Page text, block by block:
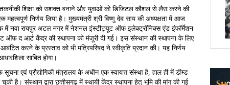
शिक्षा को सशक्त बनाने और युवाओं को डिजिटल कौशल से लैस करने की
महत्वपूर्ण निर्णय लिया है। मुख्यमंत्री श्री विष्णु देव साय की अध्यक्षता में आज
में नवा रायपुर अटल नगर में नेशनल इंस्टीट्यूट ऑफ इलेक्ट्रॉनिक्स एंड इंफॉर्मेशन
ऑफ द आर्ट केंद्र की स्थापना को मंजूरी दी गई। इस संस्थान की स्थापना के लिए
करने के प्रस्ताव को भी मंत्रिपरिषद ने स्वीकृति प्रदान की। यह निर्णय
साबित होगा।
एवं प्रौद्योगिकी मंत्रालय के अधीन एक स्वायत्त संस्था है, हाल ही में डीम्ड
चुकी है। संस्थान द्वारा छत्तीसगढ़ में स्थायी केंद्र स्थापना हेतु भूमि की मांग की गई